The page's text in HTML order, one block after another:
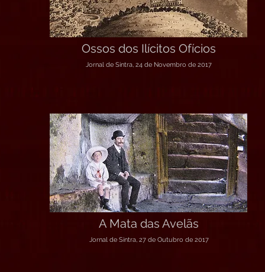
Ossos dos Ilícitos Ofícios
Jornal de Sintra, 24 de Novembro de 2017
A Mata das Avelãs
Jornal de Sintra, 27 de Outubro de 2017